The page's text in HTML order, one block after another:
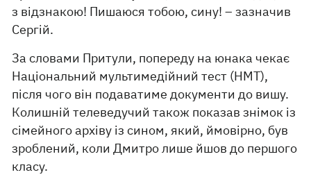
з відзнакою! Пишаюся тобою, сину! – зазначив
Сергій.
За словами Притули, попереду на юнака чекає
Національний мультимедійний тест (НМТ),
після чого він подаватиме документи до вишу.
Колишній телеведучий також показав знімок із
сімейного архіву із сином, який, ймовірно, був
зроблений, коли Дмитро лише йшов до першого
класу.